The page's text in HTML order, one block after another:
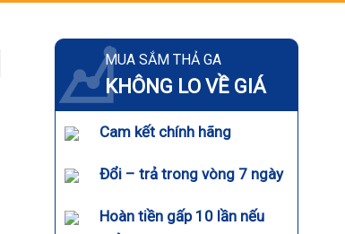
MUA SẮM THẢ GA
KHÔNG LO VỀ GIÁ
Cam kết chính hãng
Đổi – trả trong vòng 7 ngày
Hoàn tiền gấp 10 lần nếu